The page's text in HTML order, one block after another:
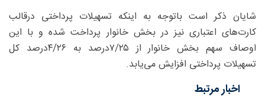
شایان ذکر است باتوجه به اینکه تسهیلات پرداختی درقالب
کارت‌های اعتباری نیز در بخش خانوار پرداخت شده و با این
اوصاف سهم بخش خانوار از ۷/۲۵‌درصد به ۴/۲۶‌درصد کل
تسهیلات پرداختی افزایش می‌یابد.
اخبار مرتبط